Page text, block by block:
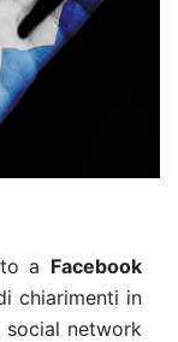
a Facebook
chiarimenti in
social network